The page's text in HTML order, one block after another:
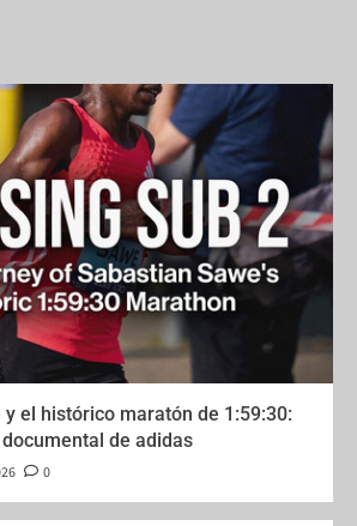
el histórico maratón de 1:59:30:
de adidas
0